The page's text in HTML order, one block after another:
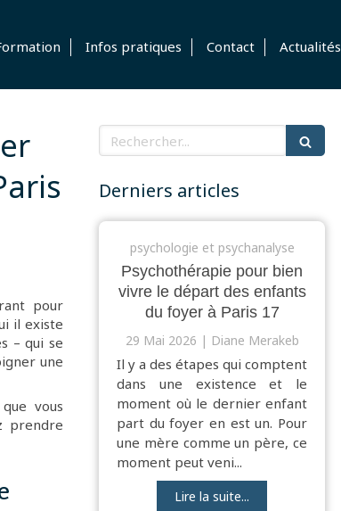
Infos pratiques Contact Actualités
pour
il existe
– qui se
une
vous
prendre
Rechercher
Derniers articles
psychologie et psychanalyse
Psychothérapie pour bien
vivre le départ des enfants
du foyer à Paris 17
29 Mai 2026 Diane Merakeb
Il y a des étapes qui comptent
dans une existence et le
moment où le dernier enfant
part du foyer en est un. Pour
une mère comme un père, ce
moment peut veni...
Lire la suite...